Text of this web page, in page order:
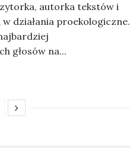
autorka tekstów i
działania proekologiczne.
głosów na...